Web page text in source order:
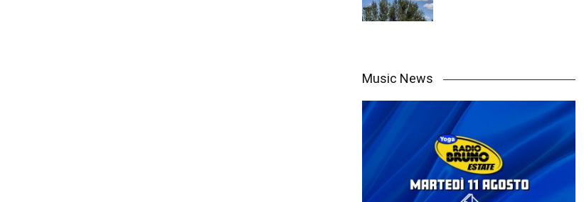
Music News